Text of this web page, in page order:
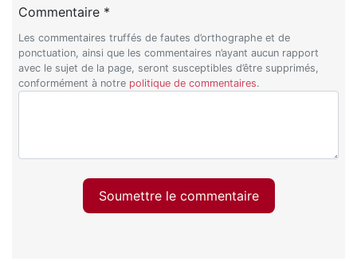
Commentaire *
Les commentaires truffés de fautes d’orthographe et de
ponctuation, ainsi que les commentaires n’ayant aucun rapport
avec le sujet de la page, seront susceptibles d’être supprimés,
conformément à notre politique de commentaires.
Soumettre le commentaire